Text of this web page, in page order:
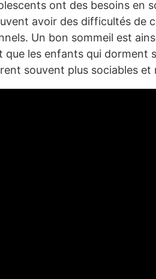
ont des besoins en
avoir des difficultés de
Un bon sommeil est
que les enfants qui dorment
souvent plus sociables et